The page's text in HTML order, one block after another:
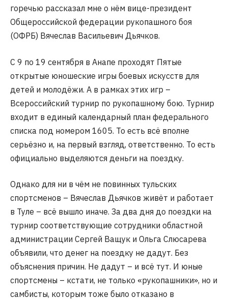
горечью рассказал мне о нём вице-президент
Общероссийской федерации рукопашного боя
(ОФРБ) Вячеслав Васильевич Дьячков.
С 9 по 19 сентября в Анапе проходят Пятые
открытые юношеские игры боевых искусств для
детей и молодёжи. А в рамках этих игр –
Всероссийский турнир по рукопашному бою. Турнир
входит в единый календарный план федерального
списка под номером 1605. То есть всё вполне
серьёзно и, на первый взгляд, ответственно. То есть
официально выделяются деньги на поездку.
Однако для ни в чём не повинных тульских
спортсменов – Вячеслав Дьячков живёт и работает
в Туле – всё вышло иначе. За два дня до поездки на
турнир соответствующие сотрудники областной
администрации Сергей Ващук и Ольга Слюсарева
объявили, что денег на поездку не дадут. Без
объяснения причин. Не дадут – и всё тут. И юные
спортсмены – кстати, не только «рукопашники», но и
самбисты, которым тоже было отказано в